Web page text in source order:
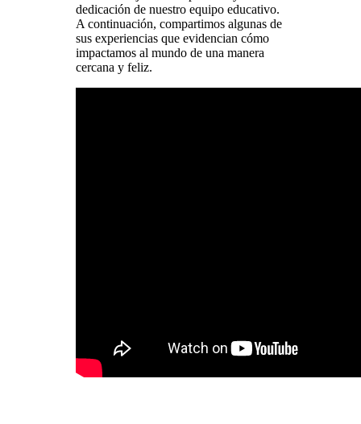
dedicación de nuestro equipo educativo.
A continuación, compartimos algunas de
sus experiencias que evidencian cómo
impactamos al mundo de una manera
cercana y feliz.